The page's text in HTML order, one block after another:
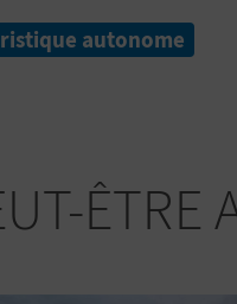
autonome
ÊTRE